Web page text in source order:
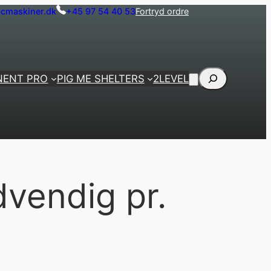
+45 97 54 40 53Fortryd ordre
PRO PIG ME SHELTERS 2LEVEL Søg
pr.